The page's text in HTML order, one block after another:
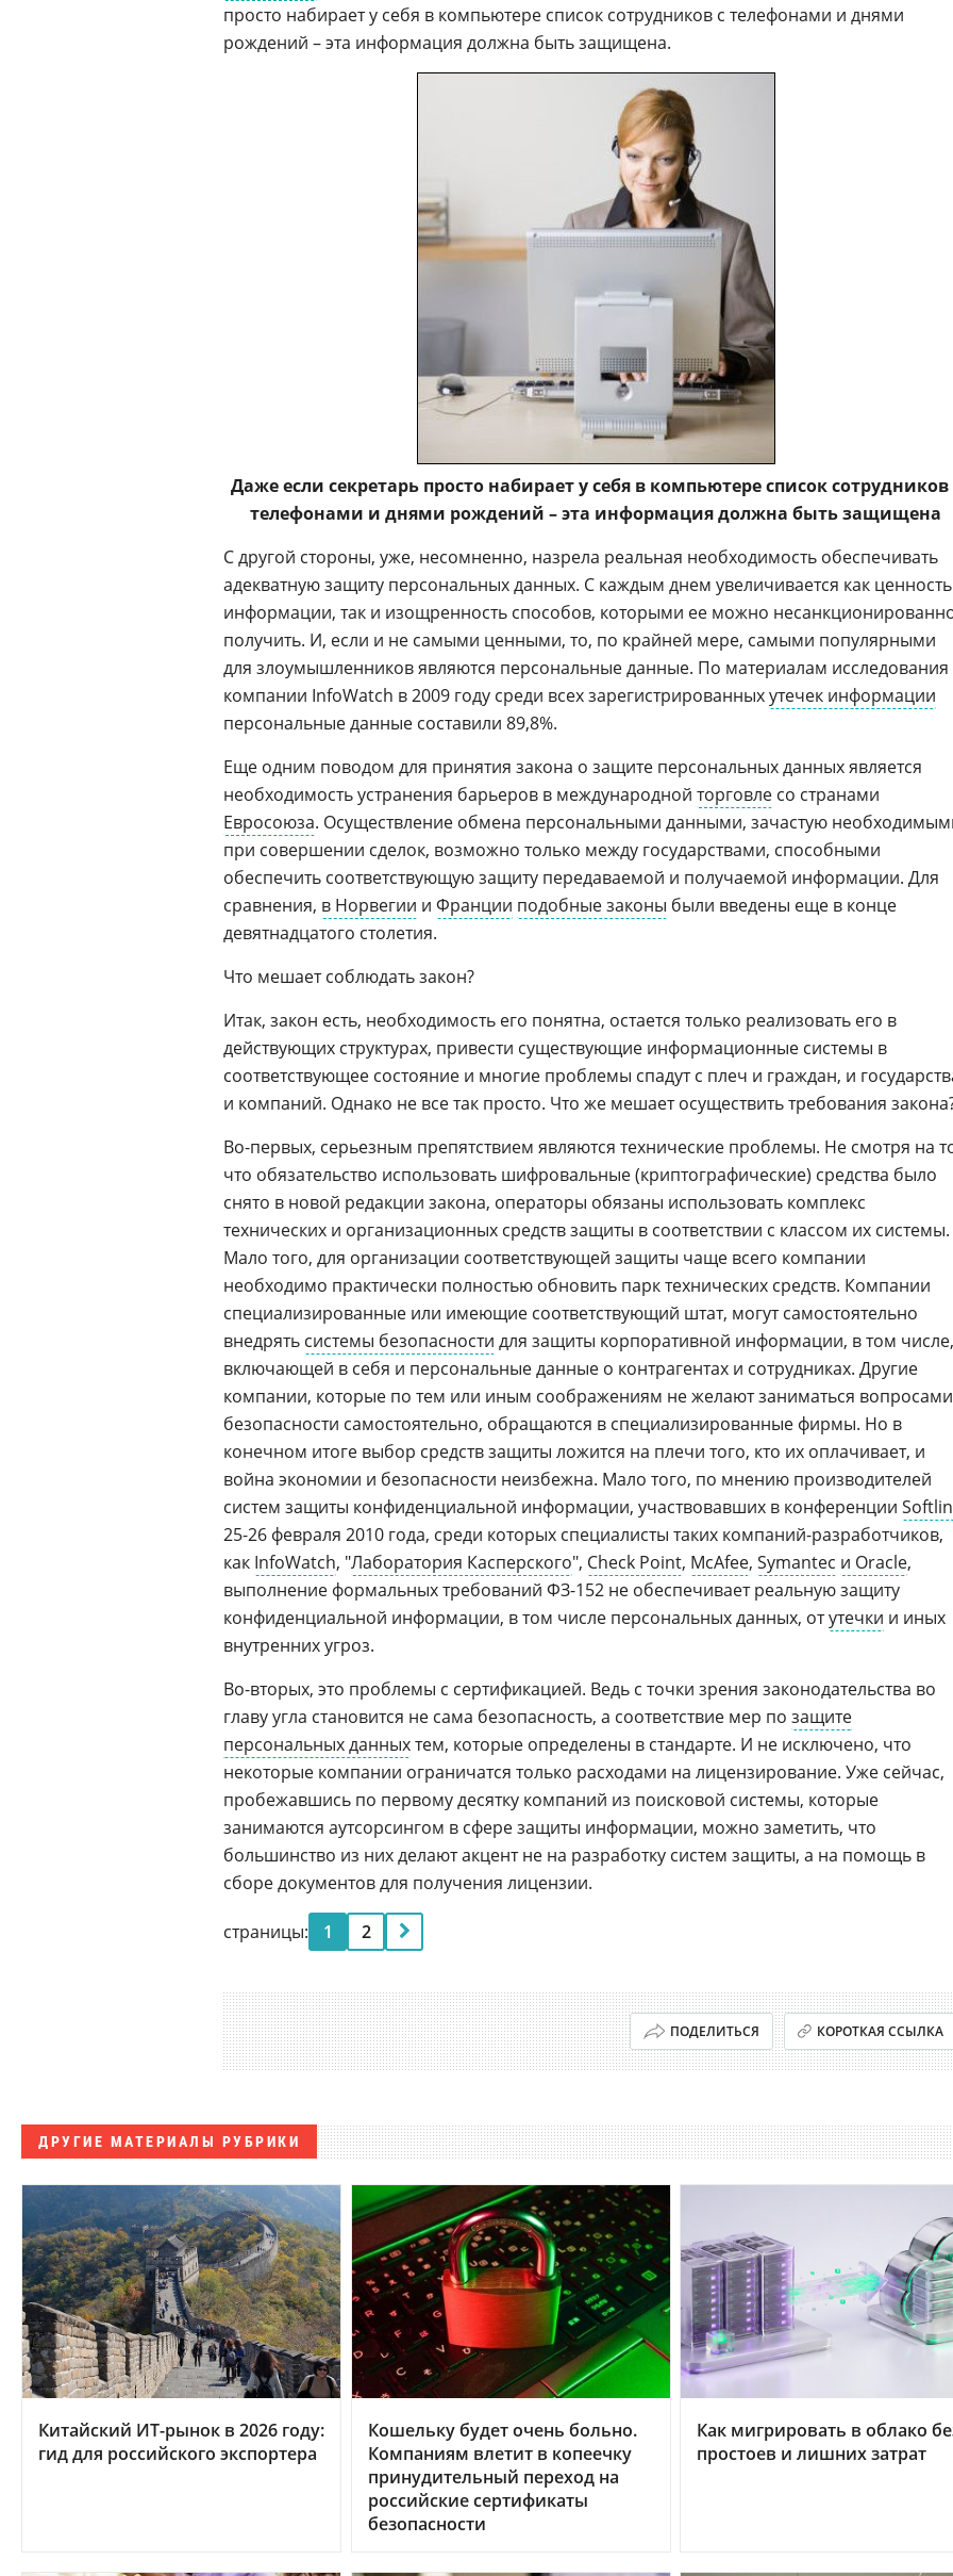
просто набирает у себя в компьютере список сотрудников с телефонами и днями
рождений – эта информация должна быть защищена.
Даже если секретарь просто набирает у себя в компьютере список сотрудников
телефонами и днями рождений – эта информация должна быть защищена
С другой стороны, уже, несомненно, назрела реальная необходимость обеспечивать
адекватную защиту персональных данных. C каждым днем увеличивается как ценность
информации, так и изощренность способов, которыми ее можно
получить. И, если и не самыми ценными, то, по крайней мере, самыми популярными
для злоумышленников являются персональные данные. По материалам исследования
компании InfoWatch в 2009 году среди всех зарегистрированныхутечек информации
персональные данные составили 89,8%.
Еще одним поводом для принятия закона о защите персональных данных является
необходимость устранения барьеров в международной торговле со странами
Евросоюза. Осуществление обмена персональными данными, зачастую
при совершении сделок, возможно только между государствами, способными
обеспечить соответствующую защиту передаваемой и получаемой информации. Для
сравнения, в Норвегии и Франции подобные законы были введены еще в конце
девятнадцатого столетия.
Что мешает соблюдать закон?
Итак, закон есть, необходимость его понятна, остается только реализовать его в
действующих структурах, привести существующие информационные системы в
соответствующее состояние и многие проблемы спадут с плеч и граждан, и
и компаний. Однако не все так просто. Что же мешает осуществить требования
Во-первых, серьезным препятствием являются технические проблемы. Не смотря на
что обязательство использовать шифровальные (криптографические) средства было
снято в новой редакции закона, операторы обязаны использовать комплекс
технических и организационных средств защиты в соответствии с классом их системы.
Мало того, для организации соответствующей защиты чаще всего компании
необходимо практически полностью обновить парк технических средств. Компании
специализированные или имеющие соответствующий штат, могут самостоятельно
внедрять системы безопасности для защиты корпоративной информации, в том числе,
включающей в себя и персональные данные о контрагентах и сотрудниках. Другие
компании, которые по тем или иным соображениям не желают заниматься вопросами
безопасности самостоятельно, обращаются в специализированные фирмы. Но в
конечном итоге выбор средств защиты ложится на плечи того, кто их оплачивает, и
война экономии и безопасности неизбежна. Мало того, по мнению производителей
систем защиты конфиденциальной информации, участвовавших в конференции
25-26 февраля 2010 года, среди которых специалисты таких компаний-разработчиков,
как InfoWatch, "Лаборатория Касперского", Check Point, McAfee, Symantec и Oracle,
выполнение формальных требований ФЗ-152 не обеспечивает реальную защиту
конфиденциальной информации, в том числе персональных данных, отутечки и иных
внутренних угроз.
Во-вторых, это проблемы с сертификацией. Ведь с точки зрения законодательства во
главу угла становится не сама безопасность, а соответствие мер по защите
персональных данныхтем, которые определены в стандарте. И не исключено, что
некоторые компании ограничатся только расходами на лицензирование. Уже сейчас,
пробежавшись по первому десятку компаний из поисковой системы, которые
занимаются аутсорсингом в сфере защиты информации, можно заметить, что
большинство из них делают акцент не на разработку систем защиты, а на помощь в
сборе документов для получения лицензии.
страницы: 1 2
ПОДЕЛИТЬСЯ КОРОТКАЯ ССЫЛКА
ДРУГИЕ МАТЕРИАЛЫ РУБРИКИ
Китайский ИТ-рынок в 2026 году:
гид для российского экспортера
Кошельку будет очень больно.
Компаниям влетит в копеечку
принудительный переход на
российские сертификаты
безопасности
Как мигрировать в облако
простоев и лишних затрат